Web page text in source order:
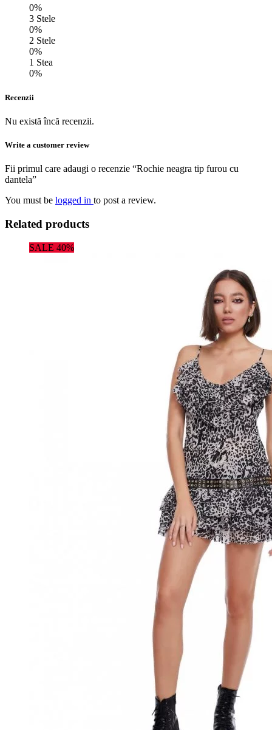
0%
3 Stele
0%
2 Stele
0%
1 Stea
0%
Recenzii
Nu există încă recenzii.
Write a customer review
Fii primul care adaugi o recenzie “Rochie neagra tip furou cu
dantela”
You must be logged in to post a review.
Related products
SALE 40%